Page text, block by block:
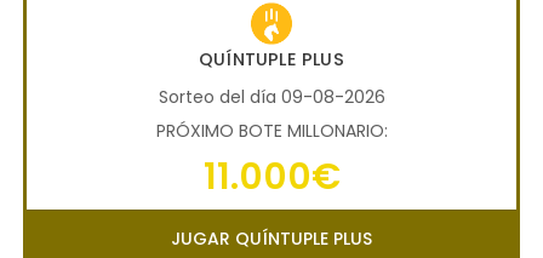
QUÍNTUPLE PLUS
Sorteo del día 09-08-2026
PRÓXIMO BOTE MILLONARIO:
11.000€
JUGAR QUÍNTUPLE PLUS